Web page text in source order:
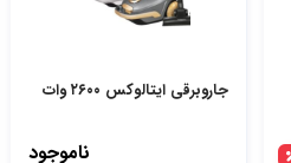
جاروبرقی ایتالوکس ۲۶۰۰ وات
ناموجود